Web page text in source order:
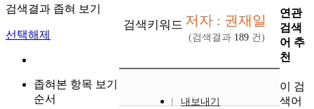
검색결과 좁혀 보기
선택해제
좁혀본 항목 보기
순서
검색키워드 저자 : 권재일
(검색결과 189 건)
내보내기
연관
검색
어 추
천
이 검
색어